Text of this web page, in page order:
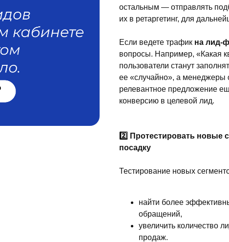
остальным — отправлять
их в ретаргетинг, для
Если ведете трафик на лид-
вопросы. Например, «Какая
пользователи станут
ее «случайно», а менеджеры
релевантное предложение
конверсию в целевой лид.
2️⃣ Протестировать
посадку
Тестирование новых
найти более
обращений,
увеличить количество
продаж.